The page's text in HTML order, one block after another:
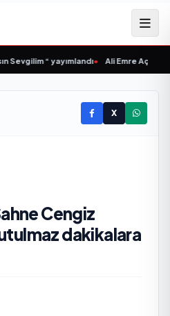
“ yayımlandı• Ali Emre Açıkgöz
X
Cengiz
dakikalara